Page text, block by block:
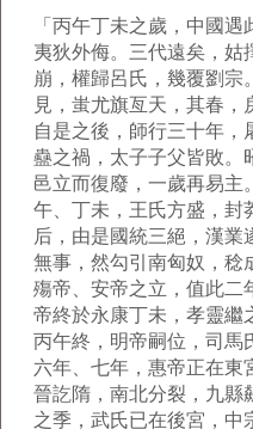
「丙午丁未之歲，中國
夷狄外侮。三代遠矣，姑
崩，權歸呂氏，幾覆劉宗
見，蚩尤旗亙天，其春，
自是之後，師行三十年，
蠱之禍，太子子父皆敗。
邑立而復廢，一歲再易主
午、丁未，王氏方盛，封
后，由是國統三絕，漢業
無事，然勾引南匈奴，稔
殤帝、安帝之立，值此二
帝終於永康丁未，孝靈繼
丙午終，明帝嗣位，司馬
六年、七年，惠帝正在東
晉訖隋，南北分裂，九縣
之季，武氏已在後宮，中